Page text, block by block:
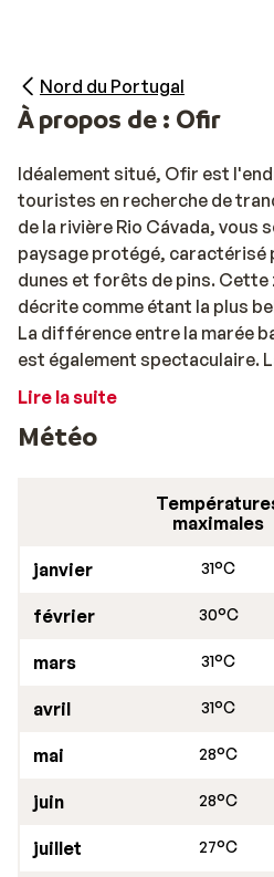
Nord du Portugal
À propos de : Ofir
Idéalement situé, Ofir est
touristes en recherche de
de la rivière Rio Cávada, vous
paysage protégé, caractérisé
dunes et forêts de pins. Cette
décrite comme étant la plus
La différence entre la marée
est également spectaculaire.
très animée. En effet, de
également de nombreux
Lire la suite
Météo
maximales
janvier 31°C
février 30°C
mars 31°C
avril 31°C
mai 28°C
juin 28°C
juillet 27°C